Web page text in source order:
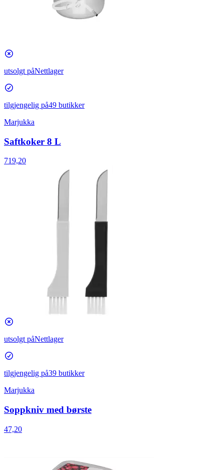
utsolgt påNettlager
tilgjengelig på49 butikker
Marjukka
Saftkoker 8 L
719,20
utsolgt påNettlager
tilgjengelig på39 butikker
Marjukka
Soppkniv med børste
47,20